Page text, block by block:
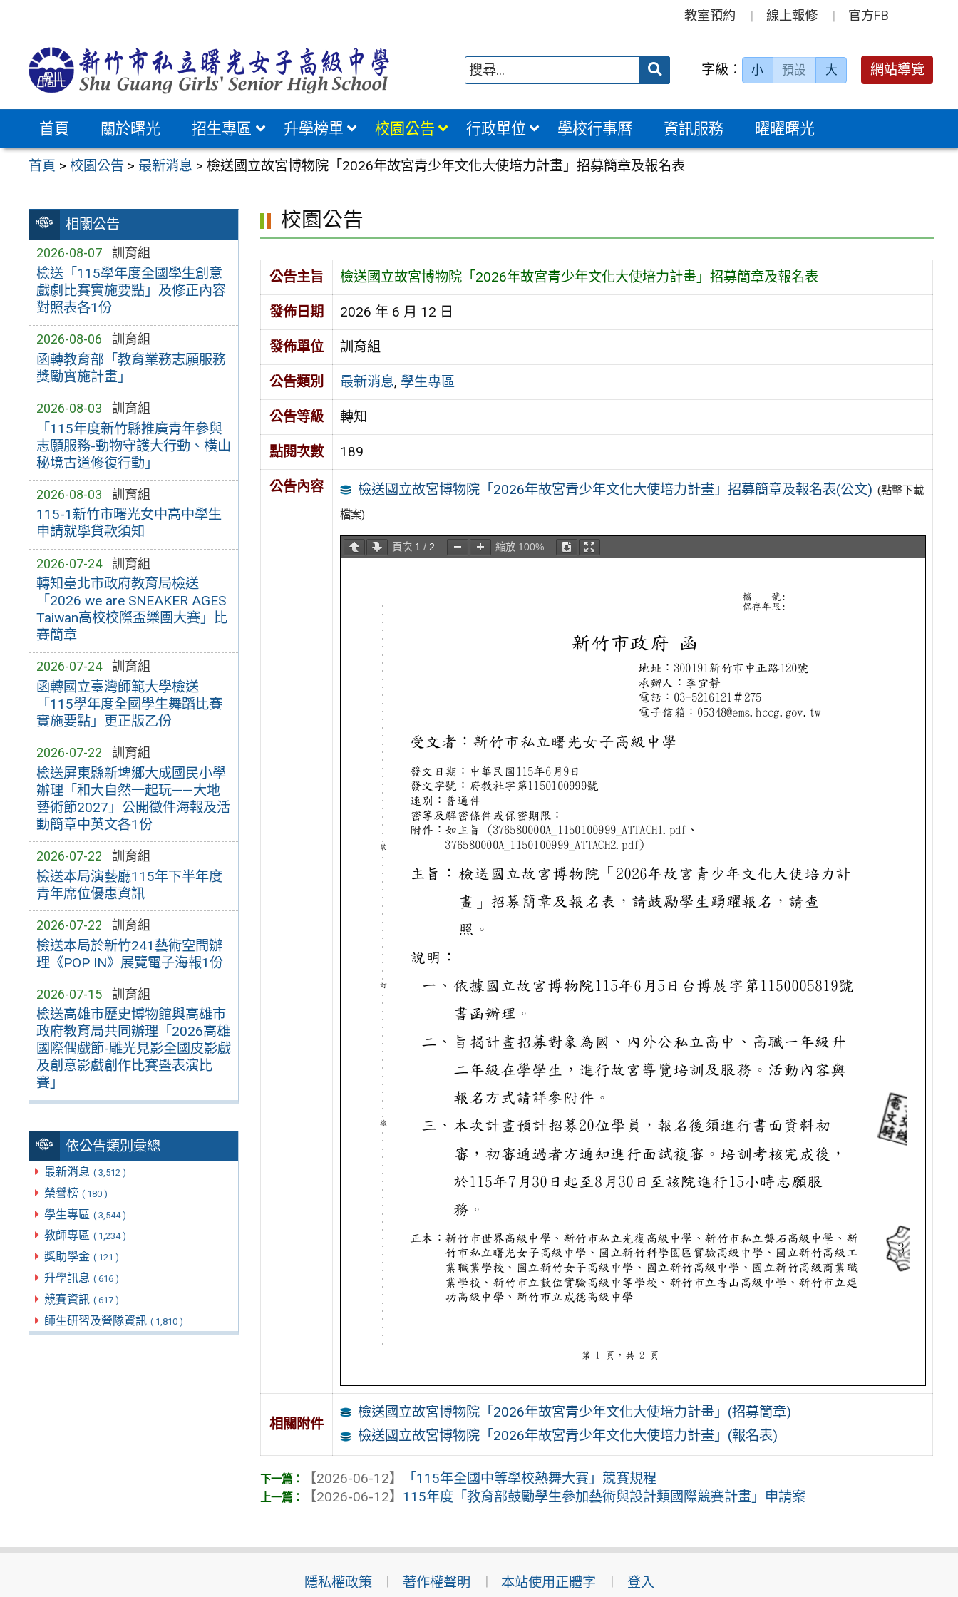
教室預約 線上報修 官方FB
送出 字級： 小 預設 大 網站導覽
首頁 關於曙光 招生專區 升學榜單 校園公告 行政單位 學校行事曆 資訊服務 曜曜曙光
首頁 >校園公告 > 最新消息 >檢送國立故宮博物院「2026年故宮青少年文化大使培力計畫」招募簡章及報名表
相關公告
2026-08-07 訓育組
檢送「115學年度全國學生創意
戲劇比賽實施要點」及修正內容
對照表各1份
2026-08-06 訓育組
函轉教育部「教育業務志願服務
獎勵實施計畫」
2026-08-03 訓育組
「115年度新竹縣推廣青年參與
志願服務-動物守護大行動、橫山
秘境古道修復行動」
2026-08-03 訓育組
115-1新竹市曙光女中高中學生
申請就學貸款須知
2026-07-24 訓育組
轉知臺北市政府教育局檢送
「2026 we are SNEAKER AGES
Taiwan高校校際盃樂團大賽」比
賽簡章
2026-07-24 訓育組
函轉國立臺灣師範大學檢送
「115學年度全國學生舞蹈比賽
實施要點」更正版乙份
2026-07-22 訓育組
檢送屏東縣新埤鄉大成國民小學
辦理「和大自然一起玩——大地
藝術節2027」公開徵件海報及活
動簡章中英文各1份
2026-07-22 訓育組
檢送本局演藝廳115年下半年度
青年席位優惠資訊
2026-07-22 訓育組
檢送本局於新竹241藝術空間辦
理《POP IN》展覽電子海報1份
2026-07-15 訓育組
檢送高雄市歷史博物館與高雄市
政府教育局共同辦理「2026高雄
國際偶戲節-雕光見影全國皮影戲
及創意影戲創作比賽暨表演比
賽」
依公告類別彙總
最新消息 ( 3,512 )
榮譽榜 ( 180 )
學生專區 ( 3,544 )
教師專區 ( 1,234 )
獎助學金 ( 121 )
升學訊息 ( 616 )
競賽資訊 ( 617 )
師生研習及營隊資訊 ( 1,810 )
校園公告
公告主旨 檢送國立故宮博物院「2026年故宮青少年文化大使培力計畫」招募簡章及報名表
發佈日期 2026 年 6 月 12 日
發佈單位 訓育組
公告類別 最新消息, 學生專區
公告等級 轉知
點閱次數 189
公告內容 檢送國立故宮博物院「2026年故宮青少年文化大使培力計畫」招募簡章及報名表(公文) (點擊下載
檔案)
頁次 1 / 2 縮放 100%
相關附件
檢送國立故宮博物院「2026年故宮青少年文化大使培力計畫」(招募簡章)
檢送國立故宮博物院「2026年故宮青少年文化大使培力計畫」(報名表)
【2026-06-12】
「115年全國中等學校熱舞大賽」競賽規程
【2026-06-12】 115年度「教育部鼓勵學生參加藝術與設計類國際競賽計畫」申請案
隱私權政策 著作權聲明 本站使用正體字 登入